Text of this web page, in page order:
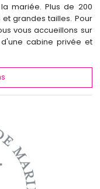
mariée. Plus de 200
grandes tailles. Pour
vous accueillons sur
cabine privée et